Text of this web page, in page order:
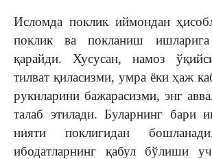
Исломда поклик иймондан
поклик ва покланиш
қарайди. Хусусан, намоз
тилват қиласизми, умра ёки ҳаж
рукнларини бажарасизми, энг
талаб этилади. Буларнинг бари
нияти поклигидан
ибодатларнинг қабул бўлиши